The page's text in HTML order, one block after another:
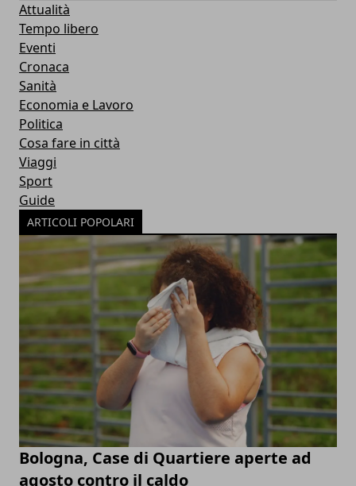
Attualità
Tempo libero
Eventi
Cronaca
Sanità
Economia e Lavoro
Politica
Cosa fare in città
Viaggi
Sport
Guide
ARTICOLI POPOLARI
Bologna, Case di Quartiere aperte ad
agosto contro il caldo